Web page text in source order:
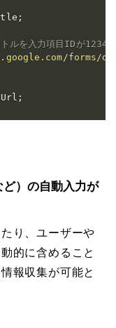
;
ルを入力項目IDが1234
forms/
;
）の自動入力が
り、ユーザーや
的に含めること
報収集が可能と